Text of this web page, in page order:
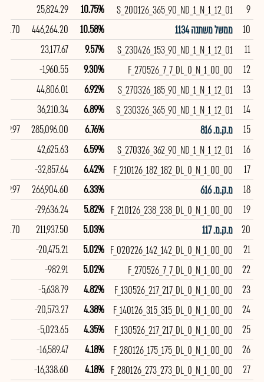
9
S_200126_365_90_ND_1_N_1_12_01
10.75%
25,824.29
10
ממשל משתנה 1134 10.58%
446,264.20
97.70
11
S_230426_153_90_ND_1_N_1_12_01
9.57%
23,177.67
12
F_270526_7_7_DL_0_N_1_00_00
9.30%
-1,960.55
13
S_270326_185_90_ND_1_N_1_12_01
6.92%
44,806.01
14
S_230326_365_90_ND_1_N_1_12_01
6.89%
36,210.34
15
מ.ק.מ. 816 6.76%
285,096.00
99.97
16
S_270326_362_90_ND_1_N_1_12_01
6.59%
42,625.63
17
F_210126_182_182_DL_0_N_1_00_00
6.42%
-32,857.64
18
מ.ק.מ. 616 6.33%
266,904.60
99.97
19
F_210126_238_238_DL_0_N_1_00_00
5.82%
-29,636.24
20
מ.ק.מ. 117 5.03%
211,937.50
98.70
21
F_020226_142_142_DL_0_N_1_00_00
5.02%
-20,475.21
22
F_270526_7_7_DL_0_N_1_00_00
5.02%
-982.91
23
F_130526_217_217_DL_0_N_1_00_00
4.82%
-5,638.79
24
F_140126_315_315_DL_0_N_1_00_00
4.38%
-20,573.27
25
F_130526_217_217_DL_0_N_1_00_00
4.35%
-5,023.65
26
F_280126_175_175_DL_0_N_1_00_00
4.18%
-16,589.47
27
F_280126_273_273_DL_0_N_1_00_00
4.18%
-16,338.60